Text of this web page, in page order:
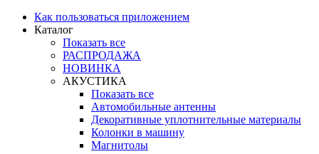
Как пользоваться приложением
Каталог
Показать все
РАСПРОДАЖА
НОВИНКА
АКУСТИКА
Показать все
Автомобильные антенны
Декоративные уплотнительные материалы
Колонки в машину
Магнитолы